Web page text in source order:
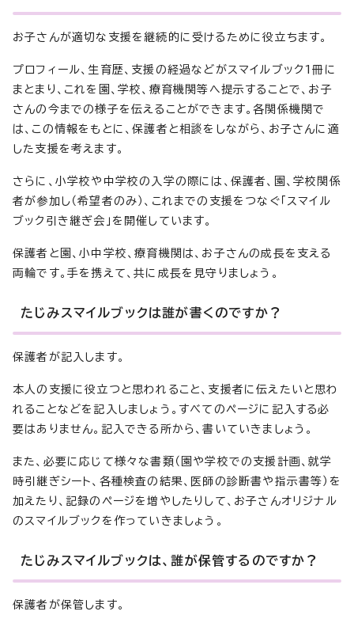
お子さんが適切な支援を継続的に受けるために役立ちます。
プロフィール、生育歴、支援の経過などがスマイルブック1冊に
まとまり、これを園、学校、療育機関等へ提示することで、お子
さんの今までの様子を伝えることができます。各関係機関で
は、この情報をもとに、保護者と相談をしながら、お子さんに適
した支援を考えます。
さらに、小学校や中学校の入学の際には、保護者、園、学校関係
者が参加し（希望者のみ）、これまでの支援をつなぐ「スマイル
ブック引き継ぎ会」を開催しています。
保護者と園、小中学校、療育機関は、お子さんの成長を支える
両輪です。手を携えて、共に成長を見守りましょう。
たじみスマイルブックは誰が書くのですか？
保護者が記入します。
本人の支援に役立つと思われること、支援者に伝えたいと思わ
れることなどを記入しましょう。すべてのページに記入する必
要はありません。記入できる所から、書いていきましょう。
また、必要に応じて様々な書類（園や学校での支援計画、就学
時引継ぎシート、各種検査の結果、医師の診断書や指示書等）を
加えたり、記録のページを増やしたりして、お子さんオリジナル
のスマイルブックを作っていきましょう。
たじみスマイルブックは、誰が保管するのですか？
保護者が保管します。